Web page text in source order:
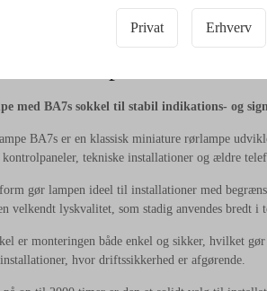
Privat Erhverv
BA7s 24V
med BA7s sokkel til stabil indikations- og
BA7s er en klassisk miniature rørlampe
tekniske installationer og ældre
gør lampen ideel til installationer med
velkendt lyskvalitet, som stadig anvendes bredt i
er monteringen både enkel og sikker, hvilket
hvor driftssikkerhed er afgørende.